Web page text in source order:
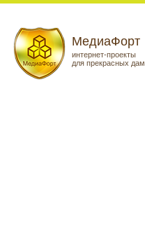
МедиаФорт
интернет-проекты
для прекрасных дам